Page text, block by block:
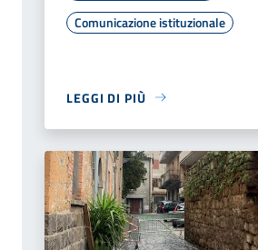
Comunicazione istituzionale
LEGGI DI PIÙ